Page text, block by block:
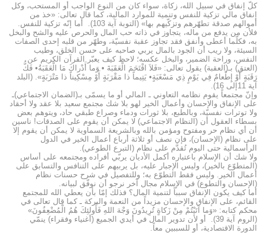
كلّ إنفاق في سبيل الله، زكاة، سواء كان من النوع الواجب أو المستحب، وكل
إنفاق مالي تزكية للنفس وتنمية للموارد المالية، كما قال تعالى: «خذ من
أموالهم صدقة تطهّرهم وتزكّيهم بها» (التوبة آية 103). أما إنّه تزكية للنفس.
فلأن من يدفع من ماله، يتجاوز في ذاته حب المال والحرص عليه والشح والبخل
به، فكلّما أعطى وأنفق فقد تجاوز عقبة نفسيّة، وطهّر من قلبه إحدى الصفات
السيئة، ولا ريب أن الجود بالمال يربي صاحبه على حسن الخلق، وطيب
النفس، وراحة الضمير، والبخل عكسه؛ لاحظ كيف يعبّر القرآن الكريم عن
(العتق) بـ(العقبة) يقول تعالى: «فَلاَ اقْتَحَمَ الْعَقَبَةَ • وَما أَدْراكَ مَا الْعَقَبَةُ• فَكُّ
رَقَبَةٍ أَوْ إِطْعامٌ فِي يَوْمٍ ذِي مَسْغَبَةٍ• يَتِيماً ذا مَقْرَبَةٍ أَوْ مِسْكِيناً ذا مَتْرَبَةٍ». (البلد
آية 11إلى 16).
وإنّ مجتمعاً يقوم نظامه التعاوني ـ المالي أو ما يسمّى بـ(الضمان الاجتماعي)ـ
على الإنفاق والإحسان وأعمال الخير لهو بلا شك مجتمع سعيد بلا عقد ولا أحقاد
ولا توترات نفسيّة، وبالطبع، بلا ثورات ودماء وصراع طبقي حاد، ويتوهم بعض
بسطاء العقول أن (النظام الاجتماعي) لا يمكن أن يقوم على الصدقات! ناسين
أن أي نظام حر ومفتوح ومؤمن بالله وبالشريعة السماوية لا يمكن أن يقوم إلا
على نظام (الإحسان)، فإن نصف أو ثلاثة أرباع أعمال الخير في الدول
الرأسمالية حتى اليوم تُقدَّم على نظام (التبرع الطوعي).
ولا شك أن الإسلام باعتباره أكمل الأديان يربّي أفراده ومجتمعه على أساس
(المتطوّع بالخير)، وليس الإجبار عليه، بل يربيهم على التنافس والتسابق على
أعمال الخير. وليس فقط التطوّع به؛ وللتفصيل في شرح حسنات نظام
(الإحسان والتطوع) في الإسلام مجال آخر نرجو أن نوفّق لبيانه.
أما كيف يكون الإنفاق سبباً لتنمية المال؟ فذلك إمّا بأن يعطي الله للمجتمع
القائم، على الإنفاق والإحسان مزيداً من النعمة والبركة ـ كما قال تعالى في
محكم كتابه: «وَما آتَيْتُمْ مِنْ زَكاةٍ تُرِيدُونَ وَجْهَ اللهِ فَأُولئِكَ هُمُ الْمُضْعِفُونَ»
(الروم آية 39). أو لأن تدوير المال في أيدي الجميع (أغنياء وفقراء) ينمّي
الدورة الاقتصادية، أو للسببين معاً.